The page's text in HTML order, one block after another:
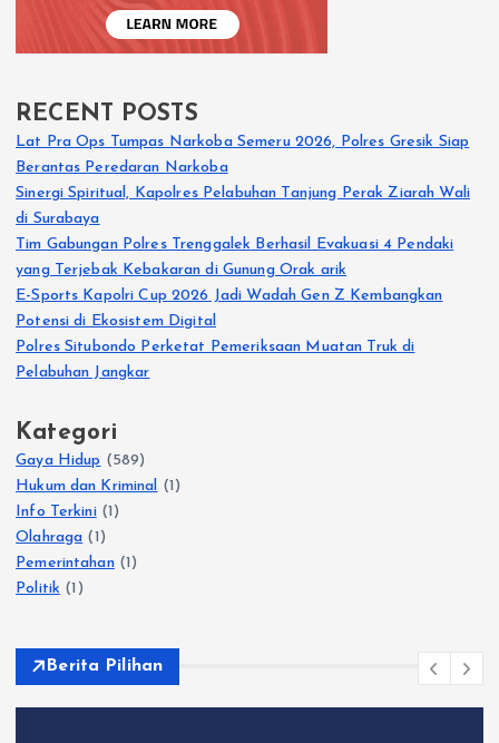
RECENT POSTS
Lat Pra Ops Tumpas Narkoba Semeru 2026, Polres Gresik Siap
Berantas Peredaran Narkoba
Sinergi Spiritual, Kapolres Pelabuhan Tanjung Perak Ziarah Wali
di Surabaya
Tim Gabungan Polres Trenggalek Berhasil Evakuasi 4 Pendaki
yang Terjebak Kebakaran di Gunung Orak arik
E-Sports Kapolri Cup 2026 Jadi Wadah Gen Z Kembangkan
Potensi di Ekosistem Digital
Polres Situbondo Perketat Pemeriksaan Muatan Truk di
Pelabuhan Jangkar
Kategori
Gaya Hidup (589)
Hukum dan Kriminal (1)
Info Terkini(1)
Olahraga (1)
Pemerintahan(1)
Politik (1)
Berita Pilihan